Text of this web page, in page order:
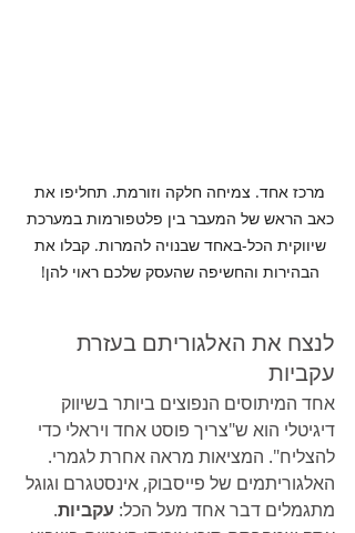
מרכז אחד. צמיחה חלקה וזורמת. תחליפו את
כאב הראש של המעבר בין פלטפורמות במערכת
שיווקית הכל-באחד שבנויה להמרות. קבלו את
הבהירות והחשיפה שהעסק שלכם ראוי להן!
לנצח את האלגוריתם בעזרת
עקביות
אחד המיתוסים הנפוצים ביותר בשיווק
דיגיטלי הוא ש"צריך פוסט אחד ויראלי כדי
להצליח". המציאות מראה אחרת לגמרי.
האלגוריתמים של פייסבוק, אינסטגרם וגוגל
מתגמלים דבר אחד מעל הכל: עקביות.